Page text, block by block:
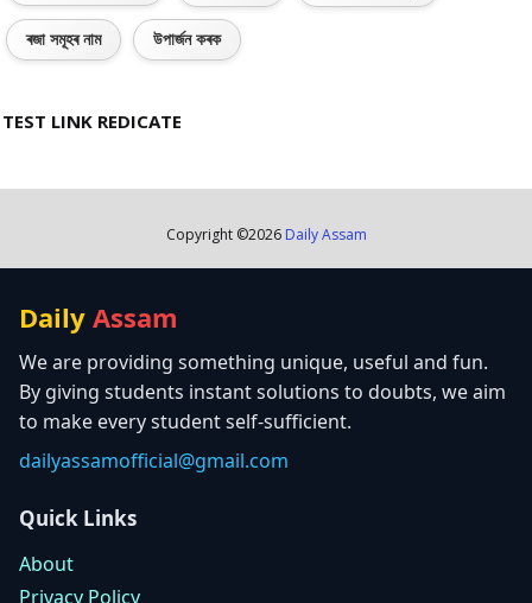
ৰজা সমূহৰ নাম উপাৰ্জন কৰক
TEST LINK REDICATE
Copyright ©2026 Daily Assam
Daily Assam
We are providing something unique, useful and fun.
By giving students instant solutions to doubts, we aim
to make every student self-sufficient.
dailyassamofficial@gmail.com
Quick Links
About
Privacy Policy